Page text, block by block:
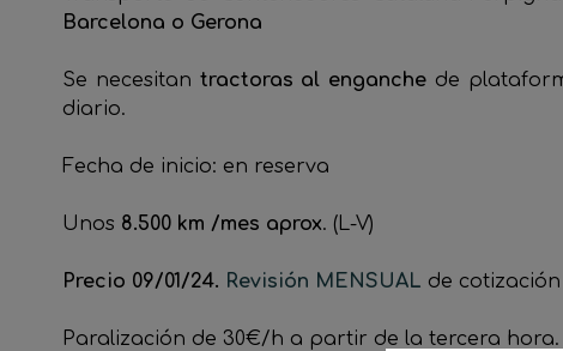
Barcelona o Gerona
Se necesitan tractoras al enganche de
diario.
Fecha de inicio: en reserva
Unos 8.500 km /mes aprox. (L-V)
Precio 09/01/24. Revisión MENSUAL de
Paralización de 30€/h a partir de la tercera